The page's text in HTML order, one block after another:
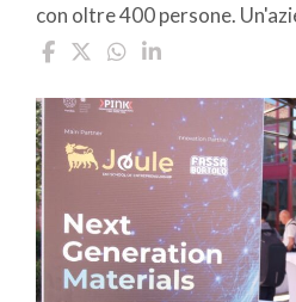
con oltre 400 persone.